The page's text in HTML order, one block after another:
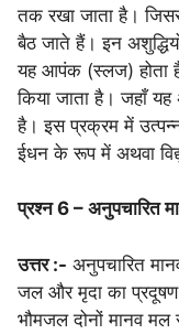
तक रखा जाता है।
बैठ जाते हैं। इन
यह आपंक (स्लज) होता
किया जाता है। जहाँ यह
है। इस प्रक्रम में
ईधन के रूप में अथवा
प्रश्न 6 – अनुपचारित
उत्तर :- अनुपचारित
जल और मृदा का
भौमजल दोनों मानव